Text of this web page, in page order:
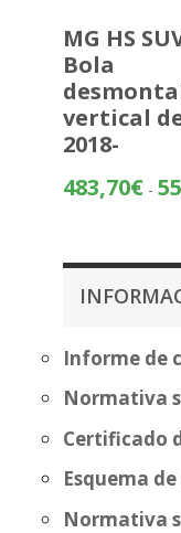
MG HS
Bola
vertical
2018-
483,70€ -
Informe de
Normativa
Certificado
Esquema
Normativa